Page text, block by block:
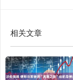
相关文章